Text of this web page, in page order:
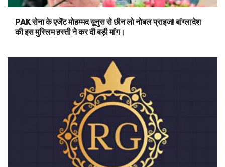
PAK सेना के एजेंट मोहम्मद यूनुस से छीन लो नोबल प्राइज! बांग्लादेश
की इस मुस्लिम हस्ती ने कर दी बड़ी मांग।